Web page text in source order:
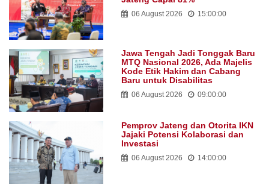
06 August 2026 15:00:00
Jawa Tengah Jadi Tonggak Baru
MTQ Nasional 2026, Ada Majelis
Kode Etik Hakim dan Cabang
Baru untuk Disabilitas
06 August 2026 09:00:00
Pemprov Jateng dan Otorita IKN
Jajaki Potensi Kolaborasi dan
Investasi
06 August 2026 14:00:00